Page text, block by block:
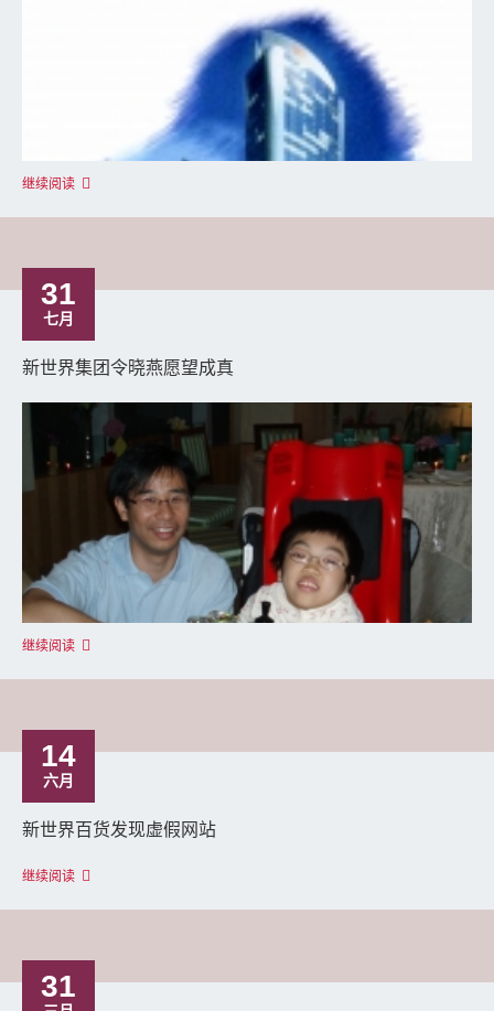
继续阅读
31
七月
新世界集团令晓燕愿望成真
继续阅读
14
六月
新世界百货发现虚假网站
继续阅读
31